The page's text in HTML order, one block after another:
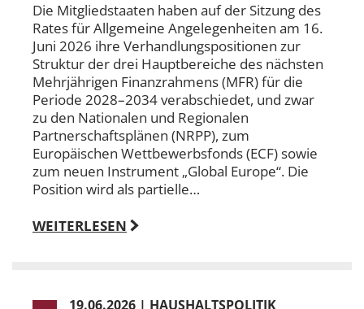
Die Mitgliedstaaten haben auf der Sitzung des
Rates für Allgemeine Angelegenheiten am 16.
Juni 2026 ihre Verhandlungspositionen zur
Struktur der drei Hauptbereiche des nächsten
Mehrjährigen Finanzrahmens (MFR) für die
Periode 2028–2034 verabschiedet, und zwar
zu den Nationalen und Regionalen
Partnerschaftsplänen (NRPP), zum
Europäischen Wettbewerbsfonds (ECF) sowie
zum neuen Instrument „Global Europe“. Die
Position wird als partielle…
WEITERLESEN
19.06.2026 | HAUSHALTSPOLITIK